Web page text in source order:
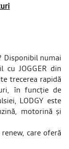
Disponibil numai
cu JOGGER din
trecerea rapidă
în funcție de
LODGY este
motorină și
care oferă